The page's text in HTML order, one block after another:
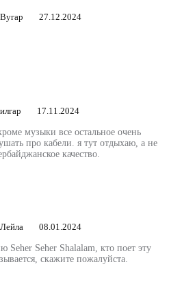
Вугар 27.12.2024
илгар 17.11.2024
музыки все остальное очень
про кабели. я тут отдыхаю, а не
качество.
Лейла 08.01.2024
Seher Seher Shalalam, кто поет эту
скажите пожалуйста.